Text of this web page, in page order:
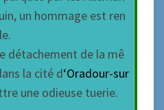
un hommage est ren
détachement de la mê
la cité d‘Oradour-sur
une odieuse tuerie.